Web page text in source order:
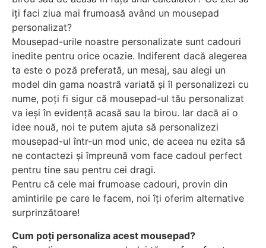
iți faci ziua mai frumoasă având un mousepad
personalizat?
Mousepad-urile noastre personalizate sunt cadouri
inedite pentru orice ocazie. Indiferent dacă alegerea
ta este o poză preferată, un mesaj, sau alegi un
model din gama noastră variată și îl personalizezi cu
nume, poți fi sigur că mousepad-ul tău personalizat
va ieși în evidență acasă sau la birou. Iar dacă ai o
idee nouă, noi te putem ajuta să personalizezi
mousepad-ul într-un mod unic, de aceea nu ezita să
ne contactezi și împreună vom face cadoul perfect
pentru tine sau pentru cei dragi.
Pentru că cele mai frumoase cadouri, provin din
amintirile pe care le facem, noi îți oferim alternative
surprinzătoare!
Cum poți personaliza acest mousepad?